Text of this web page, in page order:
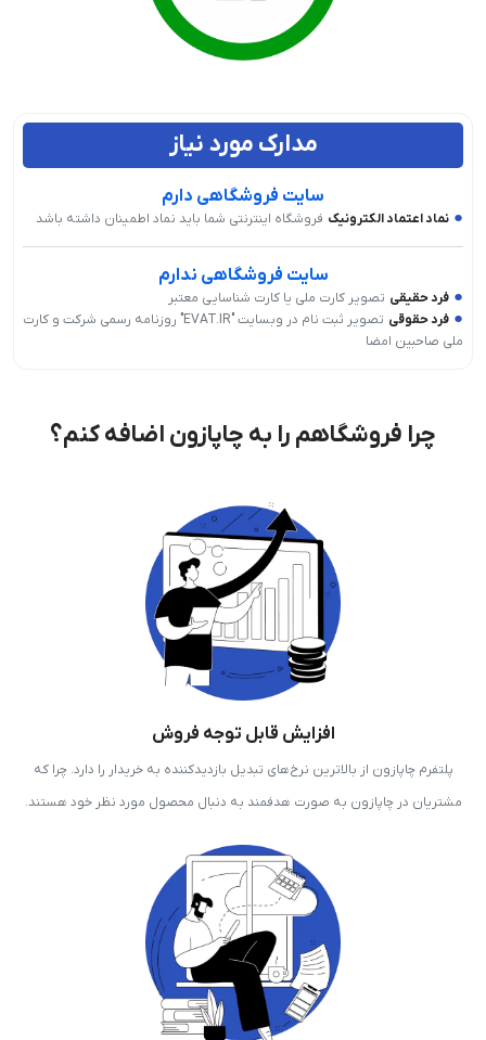
مدارک مورد نیاز
سایت فروشگاهی دارم
● نماد اعتماد الکترونیک فروشگاه اینترنتی شما باید نماد اطمینان داشته باشد
سایت فروشگاهی ندارم
● فرد حقیقی تصویر کارت ملی یا کارت شناسایی معتبر
● فرد حقوقی
تصویر ثبت نام در وبسایت "EVAT.IR" روزنامه رسمی شرکت و کارت
ملی صاحبین امضا
چرا فروشگاهم را به چاپازون اضافه کنم؟
افزایش قابل توجه فروش
پلتفرم چاپازون از بالاترین نرخ‌های تبدیل بازدیدکننده به خریدار را دارد. چرا که
مشتریان در چاپازون به صورت هدفمند به دنبال محصول مورد نظر خود هستند.